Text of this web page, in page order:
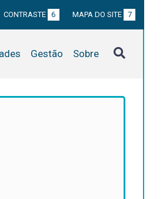
CONTRASTE 6 MAPA DO SITE 7
Gestão Sobre